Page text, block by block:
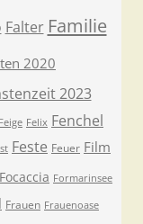
Falter Familie
2020
2023
Feige Felix Fenchel
Feste Feuer Film
Focaccia Formarinsee
Frauen Frauenoase